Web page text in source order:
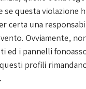
questa violazione
certa una
Ovviamente,
i pannelli
profili